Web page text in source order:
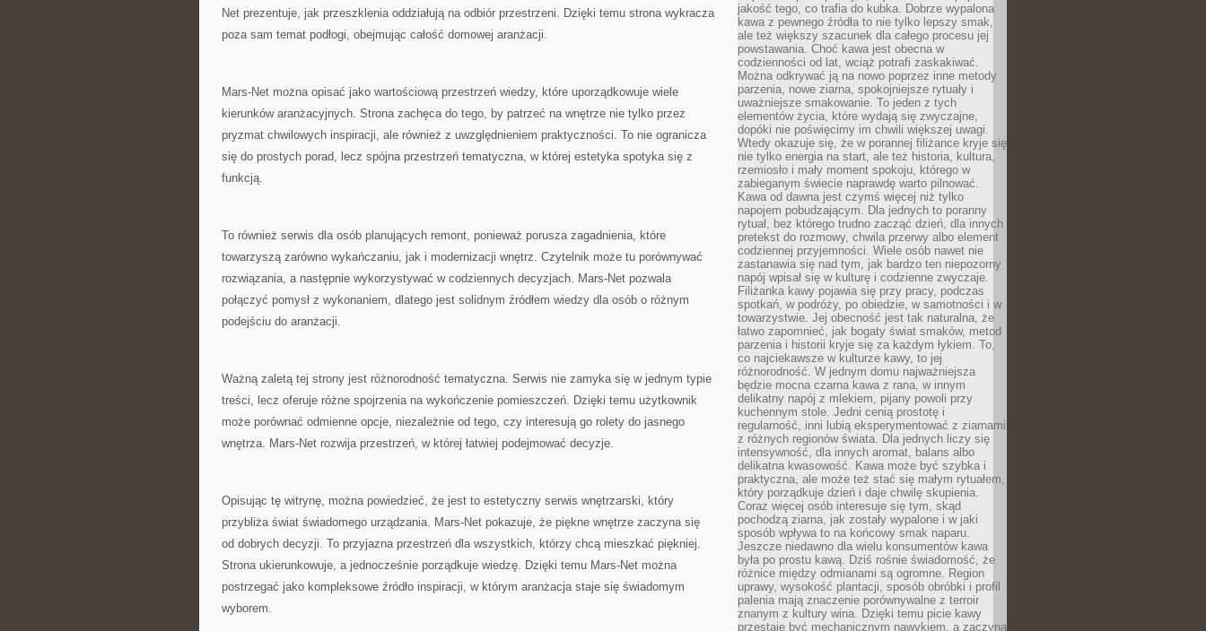
Net prezentuje, jak przeszklenia oddziałują na odbiór przestrzeni. Dzięki temu strona wykracza
poza sam temat podłogi, obejmując całość domowej aranżacji.
Mars-Net można opisać jako wartościową przestrzeń wiedzy, które uporządkowuje wiele
kierunków aranżacyjnych. Strona zachęca do tego, by patrzeć na wnętrze nie tylko przez
pryzmat chwilowych inspiracji, ale również z uwzględnieniem praktyczności. To nie ogranicza
się do prostych porad, lecz spójna przestrzeń tematyczna, w której estetyka spotyka się z
funkcją.
To również serwis dla osób planujących remont, ponieważ porusza zagadnienia, które
towarzyszą zarówno wykańczaniu, jak i modernizacji wnętrz. Czytelnik może tu porównywać
rozwiązania, a następnie wykorzystywać w codziennych decyzjach. Mars-Net pozwala
połączyć pomysł z wykonaniem, dlatego jest solidnym źródłem wiedzy dla osób o różnym
podejściu do aranżacji.
Ważną zaletą tej strony jest różnorodność tematyczna. Serwis nie zamyka się w jednym typie
treści, lecz oferuje różne spojrzenia na wykończenie pomieszczeń. Dzięki temu użytkownik
może porównać odmienne opcje, niezależnie od tego, czy interesują go rolety do jasnego
wnętrza. Mars-Net rozwija przestrzeń, w której łatwiej podejmować decyzje.
Opisując tę witrynę, można powiedzieć, że jest to estetyczny serwis wnętrzarski, który
przybliża świat świadomego urządzania. Mars-Net pokazuje, że piękne wnętrze zaczyna się
od dobrych decyzji. To przyjazna przestrzeń dla wszystkich, którzy chcą mieszkać piękniej.
Strona ukierunkowuje, a jednocześnie porządkuje wiedzę. Dzięki temu Mars-Net można
postrzegać jako kompleksowe źródło inspiracji, w którym aranżacja staje się świadomym
wyborem.
jakość tego, co trafia do kubka. Dobrze wypalona
kawa z pewnego źródła to nie tylko lepszy smak,
ale też większy szacunek dla całego procesu jej
powstawania. Choć kawa jest obecna w
codzienności od lat, wciąż potrafi zaskakiwać.
Można odkrywać ją na nowo poprzez inne metody
parzenia, nowe ziarna, spokojniejsze rytuały i
uważniejsze smakowanie. To jeden z tych
elementów życia, które wydają się zwyczajne,
dopóki nie poświęcimy im chwili większej uwagi.
Wtedy okazuje się, że w porannej filiżance kryje się
nie tylko energia na start, ale też historia, kultura,
rzemiosło i mały moment spokoju, którego w
zabieganym świecie naprawdę warto pilnować.
Kawa od dawna jest czymś więcej niż tylko
napojem pobudzającym. Dla jednych to poranny
rytuał, bez którego trudno zacząć dzień, dla innych
pretekst do rozmowy, chwila przerwy albo element
codziennej przyjemności. Wiele osób nawet nie
zastanawia się nad tym, jak bardzo ten niepozorny
napój wpisał się w kulturę i codzienne zwyczaje.
Filiżanka kawy pojawia się przy pracy, podczas
spotkań, w podróży, po obiedzie, w samotności i w
towarzystwie. Jej obecność jest tak naturalna, że
łatwo zapomnieć, jak bogaty świat smaków, metod
parzenia i historii kryje się za każdym łykiem. To,
co najciekawsze w kulturze kawy, to jej
różnorodność. W jednym domu najważniejsza
będzie mocna czarna kawa z rana, w innym
delikatny napój z mlekiem, pijany powoli przy
kuchennym stole. Jedni cenią prostotę i
regularność, inni lubią eksperymentować z ziarnami
z różnych regionów świata. Dla jednych liczy się
intensywność, dla innych aromat, balans albo
delikatna kwasowość. Kawa może być szybka i
praktyczna, ale może też stać się małym rytuałem,
który porządkuje dzień i daje chwilę skupienia.
Coraz więcej osób interesuje się tym, skąd
pochodzą ziarna, jak zostały wypalone i w jaki
sposób wpływa to na końcowy smak naparu.
Jeszcze niedawno dla wielu konsumentów kawa
była po prostu kawą. Dziś rośnie świadomość, że
różnice między odmianami są ogromne. Region
uprawy, wysokość plantacji, sposób obróbki i profil
palenia mają znaczenie porównywalne z terroir
znanym z kultury wina. Dzięki temu picie kawy
przestaje być mechanicznym nawykiem, a zaczyna